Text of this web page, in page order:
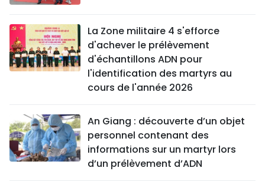
La Zone militaire 4 s'efforce
d'achever le prélèvement
d'échantillons ADN pour
l'identification des martyrs au
cours de l'année 2026
An Giang : découverte d’un objet
personnel contenant des
informations sur un martyr lors
d’un prélèvement d’ADN